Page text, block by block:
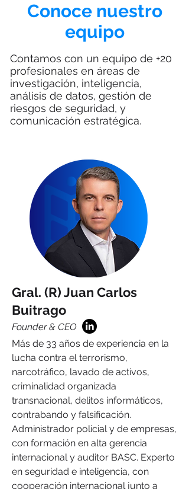
Conoce nuestro
equipo
Contamos con un equipo de +20
profesionales en áreas de
investigación, inteligencia,
análisis de datos, gestión de
riesgos de seguridad, y
comunicación estratégica.
Gral. (R) Juan Carlos
Buitrago
Founder & CEO
Más de 33 años de experiencia en la
lucha contra el terrorismo,
narcotráfico, lavado de activos,
criminalidad organizada
transnacional, delitos informáticos,
contrabando y falsificación.
Administrador policial y de empresas,
con formación en alta gerencia
internacional y auditor BASC. Experto
en seguridad e inteligencia, con
cooperación internacional junto a